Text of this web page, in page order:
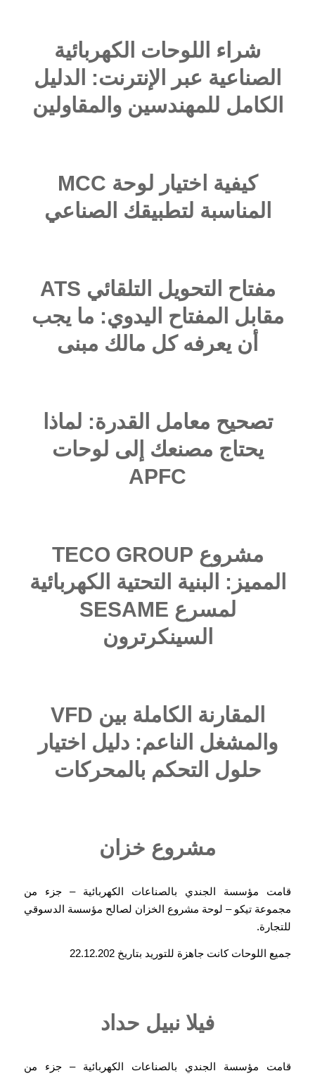
شراء اللوحات الكهربائية
الصناعية عبر الإنترنت: الدليل
الكامل للمهندسين والمقاولين
كيفية اختيار لوحة MCC
المناسبة لتطبيقك الصناعي
مفتاح التحويل التلقائي ATS
مقابل المفتاح اليدوي: ما يجب
أن يعرفه كل مالك مبنى
تصحيح معامل القدرة: لماذا
يحتاج مصنعك إلى لوحات
APFC
مشروع TECO GROUP
المميز: البنية التحتية الكهربائية
لمسرع SESAME
السينكرترون
المقارنة الكاملة بين VFD
والمشغل الناعم: دليل اختيار
حلول التحكم بالمحركات
مشروع خزان
قامت مؤسسة الجندي بالصناعات الكهربائية – جزء من
مجموعة تيكو – لوحة مشروع الخزان لصالح مؤسسة الدسوقي
للتجارة.
جميع اللوحات كانت جاهزة للتوريد بتاريخ 22.12.202
فيلا نبيل حداد
قامت مؤسسة الجندي بالصناعات الكهربائية – جزء من